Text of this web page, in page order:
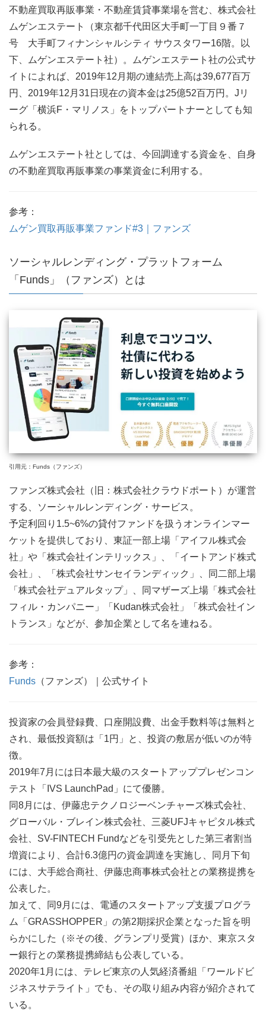
不動産買取再販事業・不動産賃貸事業場を営む、株式会社
ムゲンエステート（東京都千代田区大手町一丁目９番７
号 大手町フィナンシャルシティ サウスタワー16階。以
下、ムゲンエステート社）。ムゲンエステート社の公式サ
イトによれば、2019年12月期の連結売上高は39,677百万
円、2019年12月31日現在の資本金は25億52百万円。Jリ
ーグ「横浜F・マリノス」をトップパートナーとしても知
られる。
ムゲンエステート社としては、今回調達する資金を、自身
の不動産買取再販事業の事業資金に利用する。
参考：
ムゲン買取再販事業ファンド#3｜ファンズ
ソーシャルレンディング・プラットフォーム
「Funds」（ファンズ）とは
引用元：Funds（ファンズ）
ファンズ株式会社（旧：株式会社クラウドポート）が運営
する、ソーシャルレンディング・サービス。
予定利回り1.5~6%の貸付ファンドを扱うオンラインマー
ケットを提供しており、東証一部上場「アイフル株式会
社」や「株式会社インテリックス」、「イートアンド株式
会社」、「株式会社サンセイランディック」、同二部上場
「株式会社デュアルタップ」、同マザーズ上場「株式会社
フィル・カンパニー」「Kudan株式会社」「株式会社イン
トランス」などが、参加企業として名を連ねる。
参考：
Funds （ファンズ）｜公式サイト
投資家の会員登録費、口座開設費、出金手数料等は無料と
され、最低投資額は「1円」と、投資の敷居が低いのが特
徴。
2019年7月には日本最大級のスタートアッププレゼンコン
テスト「IVS LaunchPad」にて優勝。
同8月には、伊藤忠テクノロジーベンチャーズ株式会社、
グローバル・ブレイン株式会社、三菱UFJキャピタル株式
会社、SV-FINTECH Fundなどを引受先とした第三者割当
増資により、合計6.3億円の資金調達を実施し、同月下旬
には、大手総合商社、伊藤忠商事株式会社との業務提携を
公表した。
加えて、同9月には、電通のスタートアップ支援プログラ
ム「GRASSHOPPER」の第2期採択企業となった旨を明
らかにした（※その後、グランプリ受賞）ほか、東京スタ
ー銀行との業務提携締結も公表している。
2020年1月には、テレビ東京の人気経済番組「ワールドビ
ジネスサテライト」でも、その取り組み内容が紹介されて
いる。